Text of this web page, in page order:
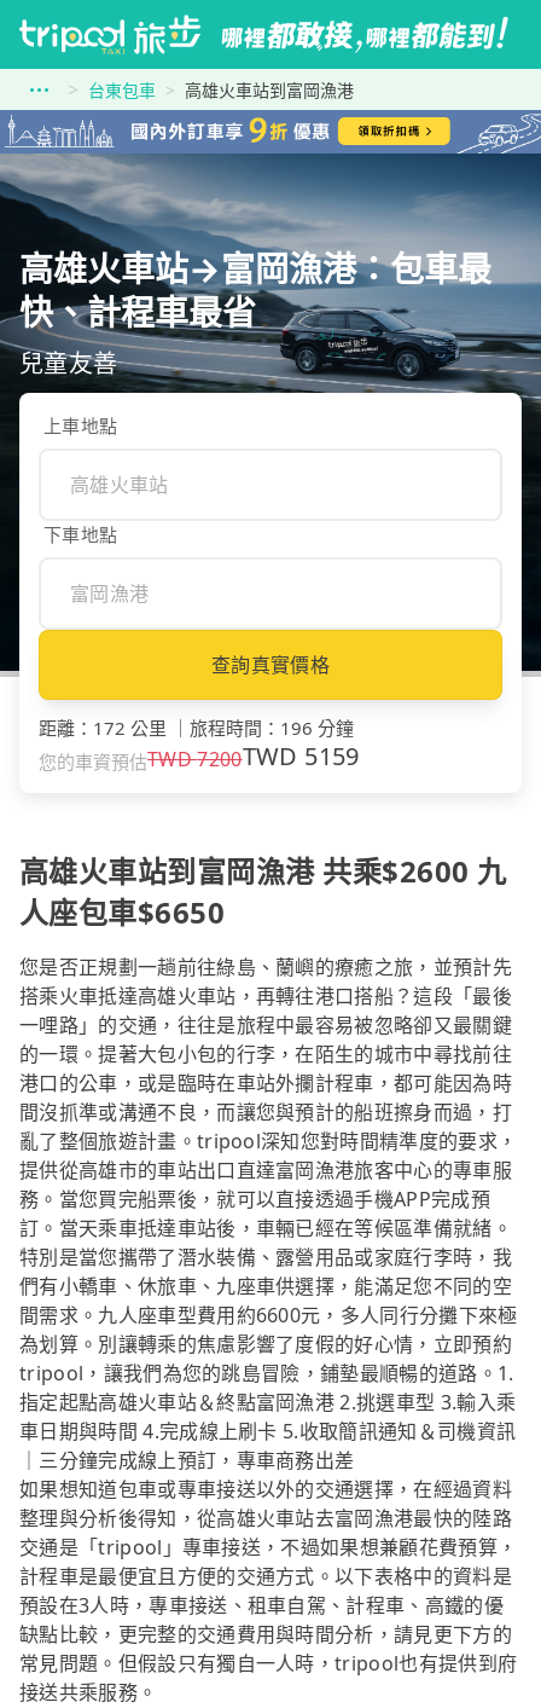
台東包車 高雄火車站到富岡漁港
高雄火車站→富岡漁港：包車最
快、計程車最省
兒童友善
上車地點
下車地點
查詢真實價格
距離 ： 172 公里 旅程時間 ： 196 分鐘
您的車資預估TWD7200TWD 5159
高雄火車站到富岡漁港 共乘$2600 九
人座包車$6650
您是否正規劃一趟前往綠島、蘭嶼的療癒之旅，並預計先
搭乘火車抵達高雄火車站，再轉往港口搭船？這段「最後
一哩路」的交通，往往是旅程中最容易被忽略卻又最關鍵
的一環。提著大包小包的行李，在陌生的城市中尋找前往
港口的公車，或是臨時在車站外攔計程車，都可能因為時
間沒抓準或溝通不良，而讓您與預計的船班擦身而過，打
亂了整個旅遊計畫。tripool深知您對時間精準度的要求，
提供從高雄市的車站出口直達富岡漁港旅客中心的專車服
務。當您買完船票後，就可以直接透過手機APP完成預
訂。當天乘車抵達車站後，車輛已經在等候區準備就緒。
特別是當您攜帶了潛水裝備、露營用品或家庭行李時，我
們有小轎車、休旅車、九座車供選擇，能滿足您不同的空
間需求。九人座車型費用約6600元，多人同行分攤下來極
為划算。別讓轉乘的焦慮影響了度假的好心情，立即預約
tripool，讓我們為您的跳島冒險，鋪墊最順暢的道路。1.
指定起點高雄火車站＆終點富岡漁港 2.挑選車型 3.輸入乘
車日期與時間 4.完成線上刷卡 5.收取簡訊通知＆司機資訊
｜三分鐘完成線上預訂，專車商務出差
如果想知道包車或專車接送以外的交通選擇，在經過資料
整理與分析後得知，從高雄火車站去富岡漁港最快的陸路
交通是「tripool」專車接送，不過如果想兼顧花費預算，
計程車是最便宜且方便的交通方式。以下表格中的資料是
預設在3人時，專車接送、租車自駕、計程車、高鐵的優
缺點比較，更完整的交通費用與時間分析，請見更下方的
常見問題。但假設只有獨自一人時，tripool也有提供到府
接送共乘服務。